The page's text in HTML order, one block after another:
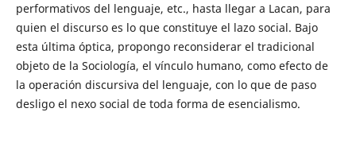
performativos del lenguaje, etc., hasta llegar a Lacan, para
quien el discurso es lo que constituye el lazo social. Bajo
esta última óptica, propongo reconsiderar el tradicional
objeto de la Sociología, el vínculo humano, como efecto de
la operación discursiva del lenguaje, con lo que de paso
desligo el nexo social de toda forma de esencialismo.